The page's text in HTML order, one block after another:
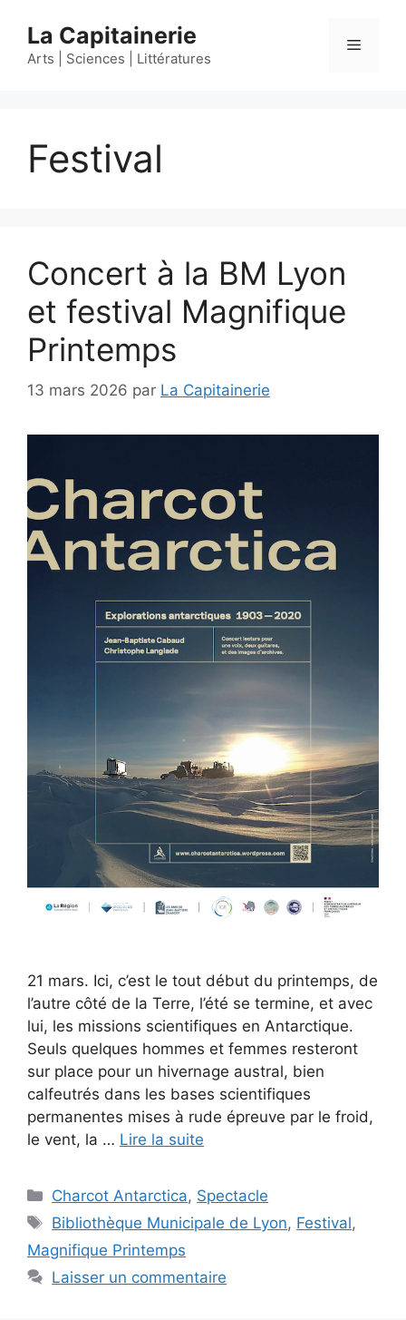
contenu
La Capitainerie
Arts | Sciences | Littératures
Menu
Festival
Concert à la BM Lyon
et festival Magnifique
Printemps
13 mars 2026 par La Capitainerie
21 mars. Ici, c’est le tout début du printemps, de
l’autre côté de la Terre, l’été se termine, et avec
lui, les missions scientifiques en Antarctique.
Seuls quelques hommes et femmes resteront
sur place pour un hivernage austral, bien
calfeutrés dans les bases scientifiques
permanentes mises à rude épreuve par le froid,
le vent, la … Lire la suite
Catégories
Charcot Antarctica, Spectacle
Étiquettes
Bibliothèque Municipale de Lyon, Festival,
Magnifique Printemps
Laisser un commentaire